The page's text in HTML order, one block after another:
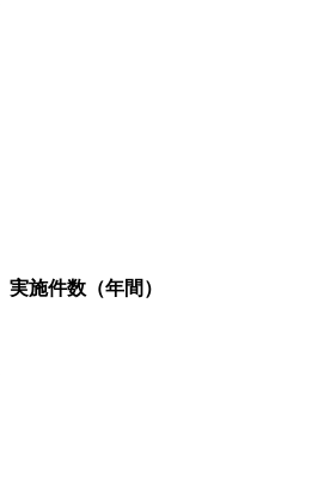
実施件数（年間）